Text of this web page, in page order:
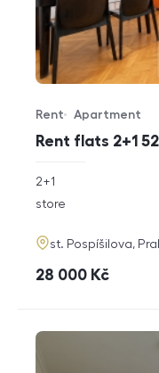
Rent flats 2+1
Offer type
Rent
Property type
Apartment
rozměry
2+1
funkce
store
adresa
st. Pospíšilova,
cena
28 000 Kč